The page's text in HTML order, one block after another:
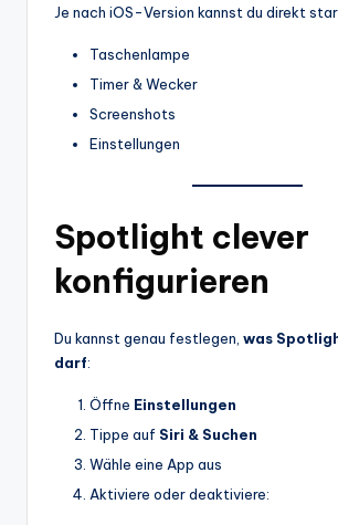
Je nach iOS-Version kannst du direkt
Taschenlampe
Timer & Wecker
Screenshots
Einstellungen
Spotlight clever
konfigurieren
Du kannst genau festlegen, was
darf:
Öffne Einstellungen
Tippe auf Siri & Suchen
Wähle eine App aus
Aktiviere oder deaktiviere: